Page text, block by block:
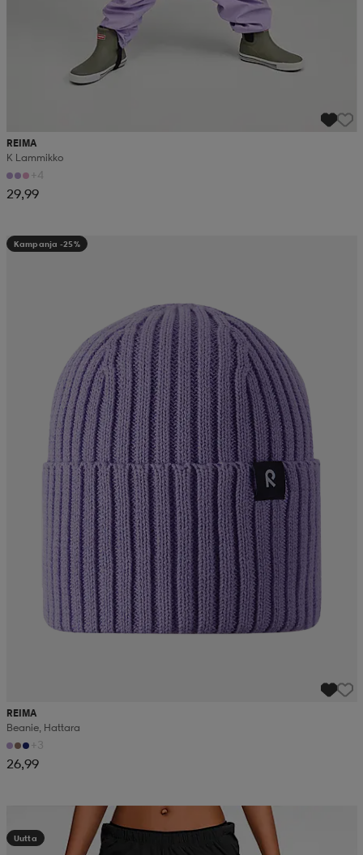
REIMA
K Lammikko
+4
29,99
Kampanja -25%
REIMA
Beanie, Hattara
+3
26,99
Kampanja -25%
Uutta